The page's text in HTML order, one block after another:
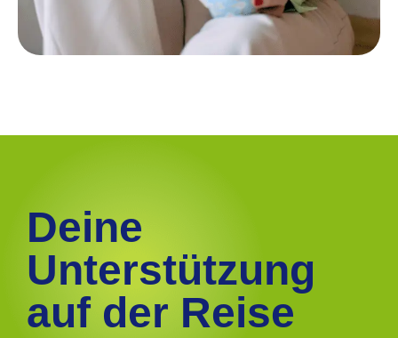
Deine
Unterstützung
auf der Reise